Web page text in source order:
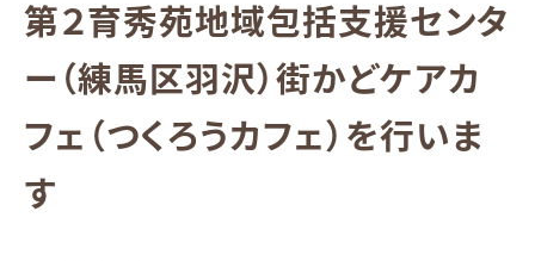
第２育秀苑地域包括支援センタ
ー（練馬区羽沢）街かどケアカ
フェ（つくろうカフェ）を行いま
す